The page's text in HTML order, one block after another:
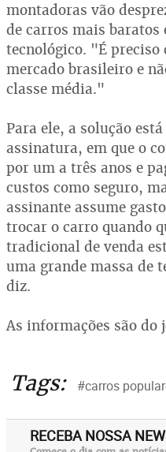
montadoras vão
de carros mais baratos
tecnológico. "É
mercado brasileiro e
classe média."
Para ele, a solução
assinatura, em que o
por um a três anos e
custos como seguro,
assinante assume
trocar o carro quando
tradicional de venda
uma grande massa de
diz.
As informações são do
Tags: #carros
RECEBA NOSSA